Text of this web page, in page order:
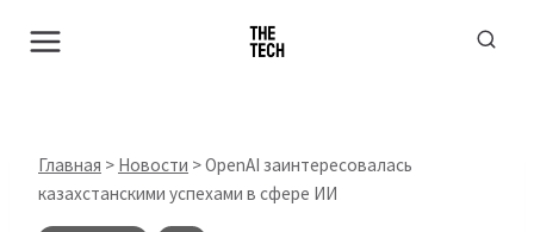
Главная > Новости >OpenAI заинтересовалась
казахстанскими успехами в сфере ИИ